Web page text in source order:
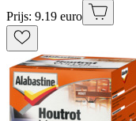
Prijs: 9.19 euro